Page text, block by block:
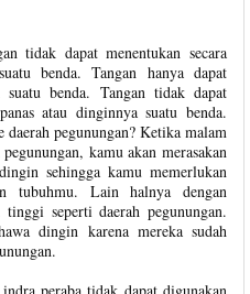
tidak dapat menentukan secara
benda. Tangan hanya dapat
benda. Tangan tidak dapat
atau dinginnya suatu benda.
pegunungan? Ketika malam
kamu akan merasakan
sehingga kamu memerlukan
tubuhmu. Lain halnya dengan
seperti daerah pegunungan.
dingin karena mereka sudah